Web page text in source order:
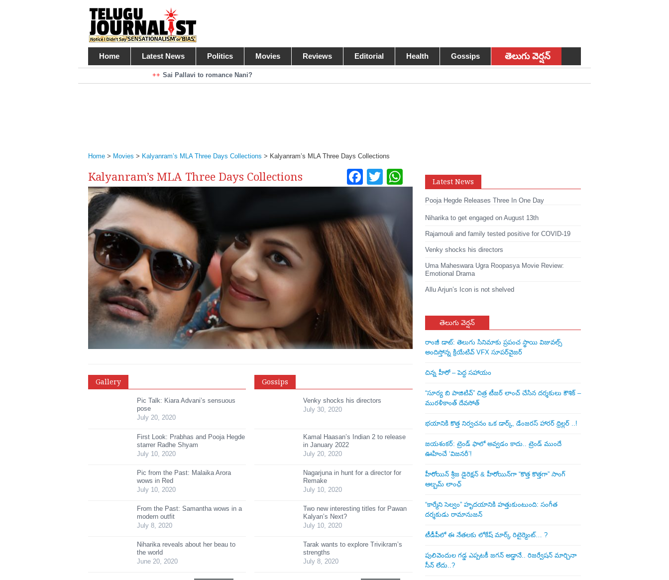
Home Latest News Politics Movies Reviews Editorial Health Gossips తెలుగు వెర్షన్
Sai Pallavi to romance Nani?
Kiara Advani to romance Pawan Kalyan
Home > Movies > Kalyanram’s MLA Three Days Collections > Kalyanram’s MLA Three Days Collections
Kalyanram’s MLA Three Days Collections Facebook
TwitterWhatsApp
Pinterest
LinkedIn
Share
Gallery
Pic Talk: Kiara Advani’s sensuous
pose
July 20, 2020
First Look: Prabhas and Pooja Hegde
starrer Radhe Shyam
July 10, 2020
Pic from the Past: Malaika Arora
wows in Red
July 10, 2020
From the Past: Samantha wows in a
modern outfit
July 8, 2020
Niharika reveals about her beau to
the world
June 20, 2020
Gossips
Venky shocks his directors
July 30, 2020
Kamal Haasan’s Indian 2 to release
in January 2022
July 20, 2020
Nagarjuna in hunt for a director for
Remake
July 10, 2020
Two new interesting titles for Pawan
Kalyan’s Next?
July 10, 2020
Tarak wants to explore Trivikram’s
strengths
July 8, 2020
Latest News
Pooja Hegde Releases Three In One Day
Niharika to get engaged on August 13th
Rajamouli and family tested positive for COVID-19
Venky shocks his directors
Uma Maheswara Ugra Roopasya Movie Review:
Emotional Drama
Allu Arjun’s Icon is not shelved
తెలుగు వెర్షన్
రాంజీ డాట్: తెలుగు సినిమాకు ప్రపంచ స్థాయి విజువల్స్
అందిస్తోన్న క్రియేటివ్ VFX సూపర్‌వైజర్
చిన్న హీరో – పెద్ద సహాయం
“సూర్య బి పాజిటివ్” చిత్ర టీజర్ లాంచ్ చేసిన‌ దర్శకులు కౌశిక్ –
మురళీకాంత్ దేవసోత్
భయానికి కొత్త నిర్వచనం ఒక డార్క్, డేంజరస్ హారర్ థ్రిల్లర్ ..!
జయశంకర్: ట్రెండ్‌ ఫాలో అవ్వడం కాదు.. ట్రెండ్‌ ముందే
ఊహించే ‘విజనరీ’!
హీరోయిన్ శ్రీజ డైరెక్ష‌న్ & హీరోయిన్‌గా “కొత్త కొత్తగా” సాంగ్
ఆల్బమ్ లాంఛ్
“కార్మేని సెల్వం” హృదయానికి హత్తుకుంటుంది: సంగీత
దర్శకుడు రామానుజన్
టీడీపీలో ఈ నేత‌ల‌కు లోకేష్ మార్క్ రిటైర్మెంట్‌… ?
పులివెందుల గ‌డ్డ ఎప్ప‌ట‌కీ జ‌గ‌న్ అడ్డానే.. రిజ‌ర్వేష‌న్ మార్చినా
సీన్ లేదు..?